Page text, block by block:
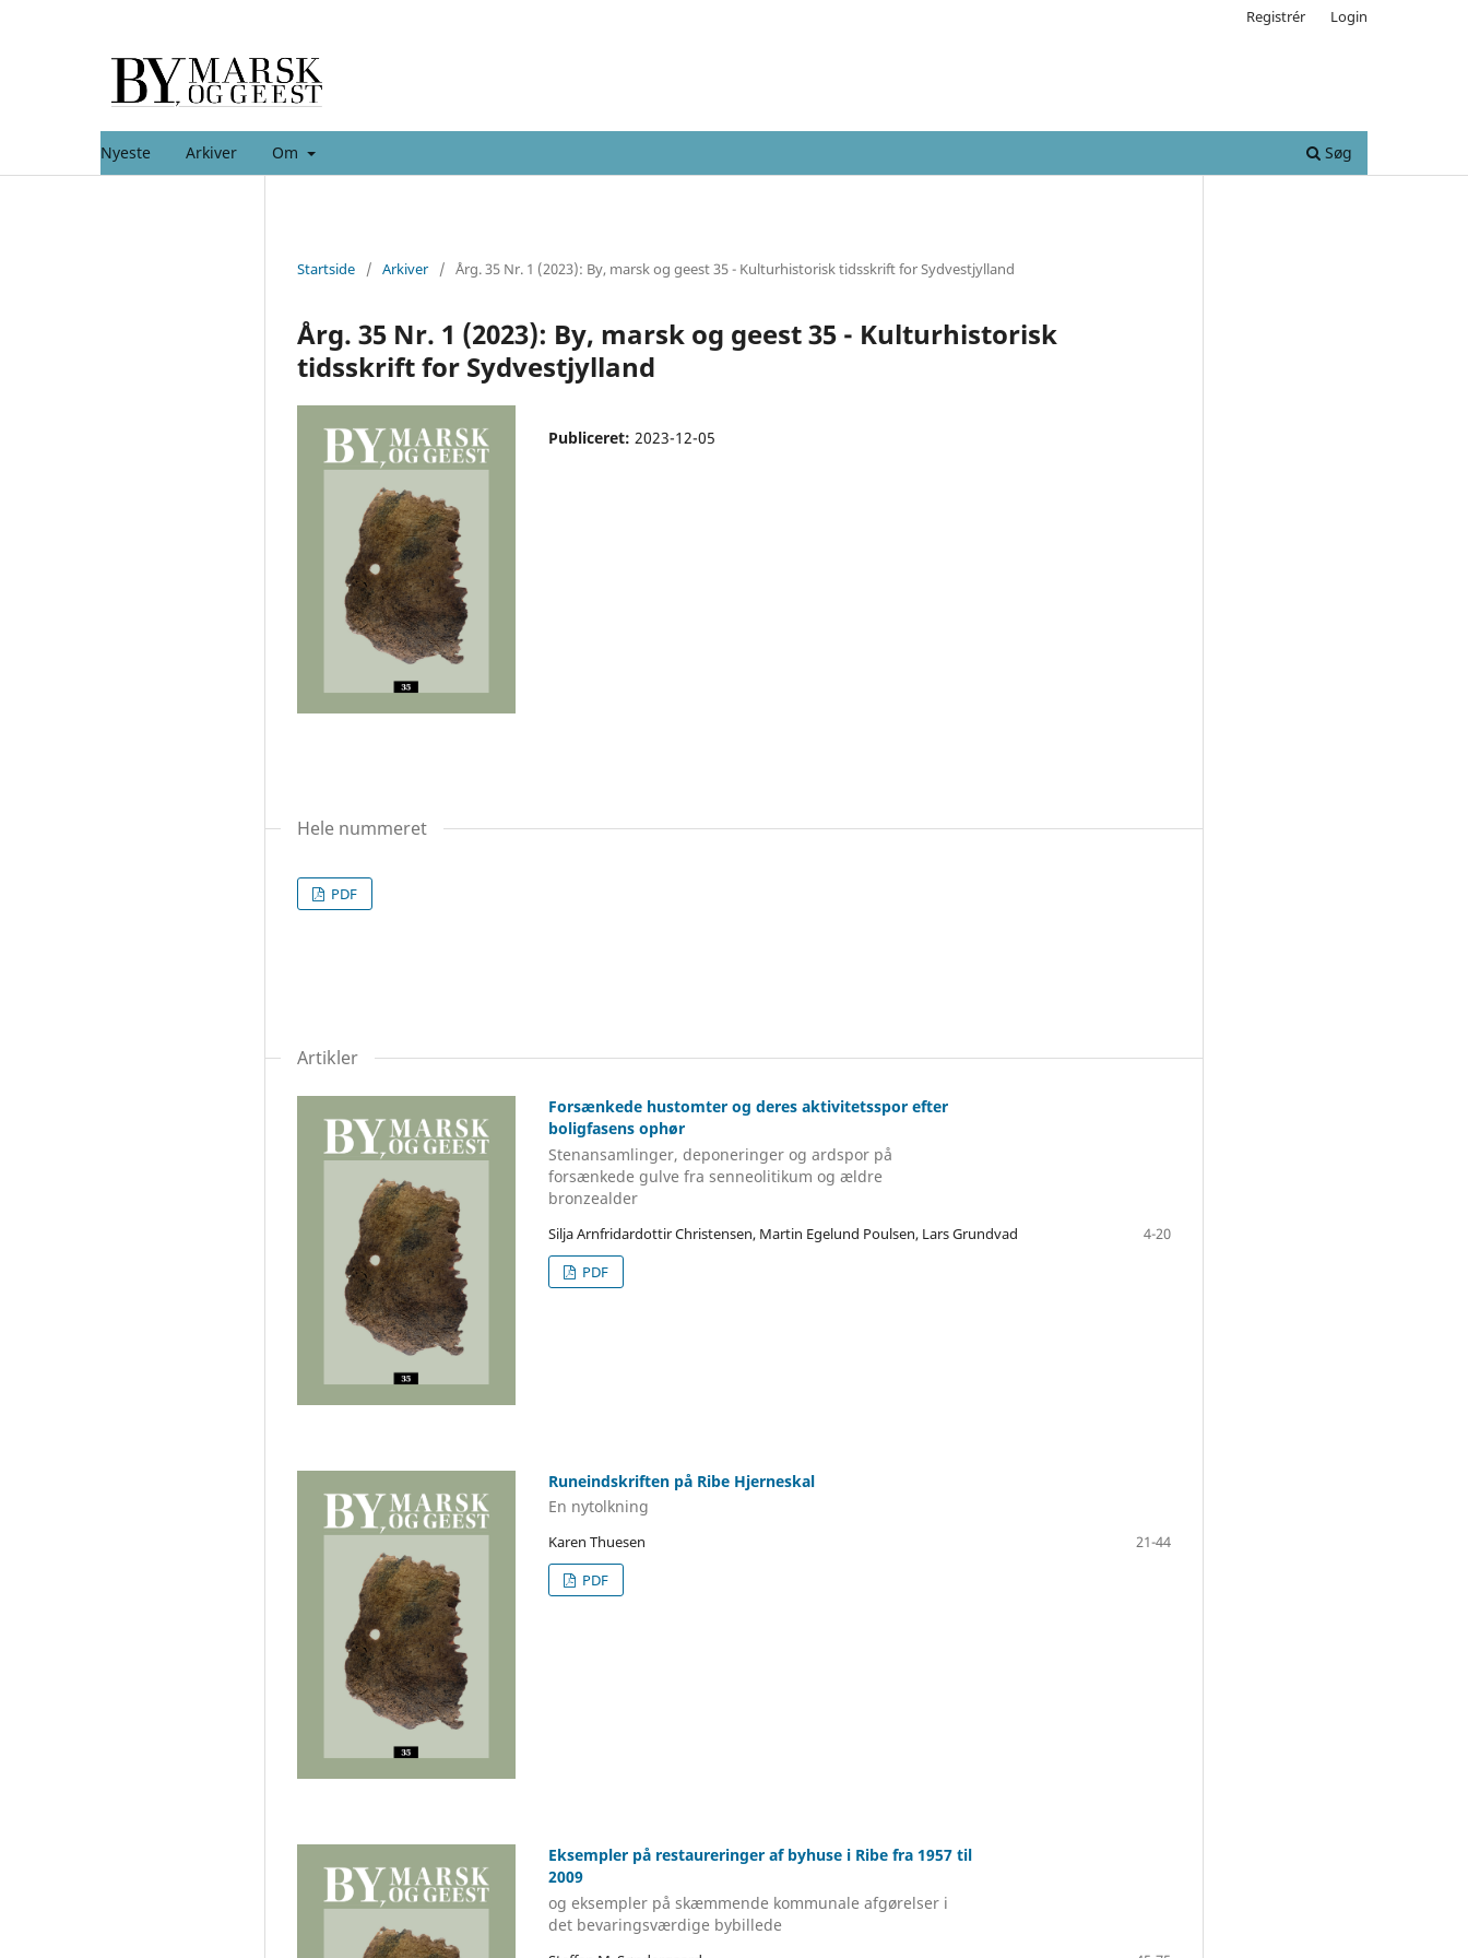
Nyeste Arkiver Om Søg
Registrér Login
Startside / Arkiver / Årg. 35 Nr. 1 (2023): By, marsk og geest 35 - Kulturhistorisk tidsskrift for Sydvestjylland
Årg. 35 Nr. 1 (2023): By, marsk og geest 35 - Kulturhistorisk
tidsskrift for Sydvestjylland
Publiceret: 2023-12-05
Hele nummeret
PDF
Artikler
Forsænkede hustomter og deres aktivitetsspor efter
boligfasens ophør
Stenansamlinger, deponeringer og ardspor på
forsænkede gulve fra senneolitikum og ældre
bronzealder
Silja Arnfridardottir Christensen, Martin Egelund Poulsen, Lars Grundvad
4-20
PDF
Runeindskriften på Ribe Hjerneskal
En nytolkning
Karen Thuesen
21-44
PDF
Eksempler på restaureringer af byhuse i Ribe fra 1957 til
2009
og eksempler på skæmmende kommunale afgørelser i
det bevaringsværdige bybillede